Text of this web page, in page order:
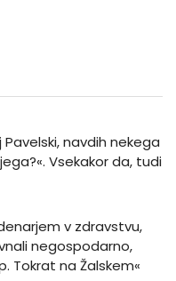
Pavelski, navdih nekega
Vsekakor da, tudi
v zdravstvu,
negospodarno,
Tokrat na Žalskem«